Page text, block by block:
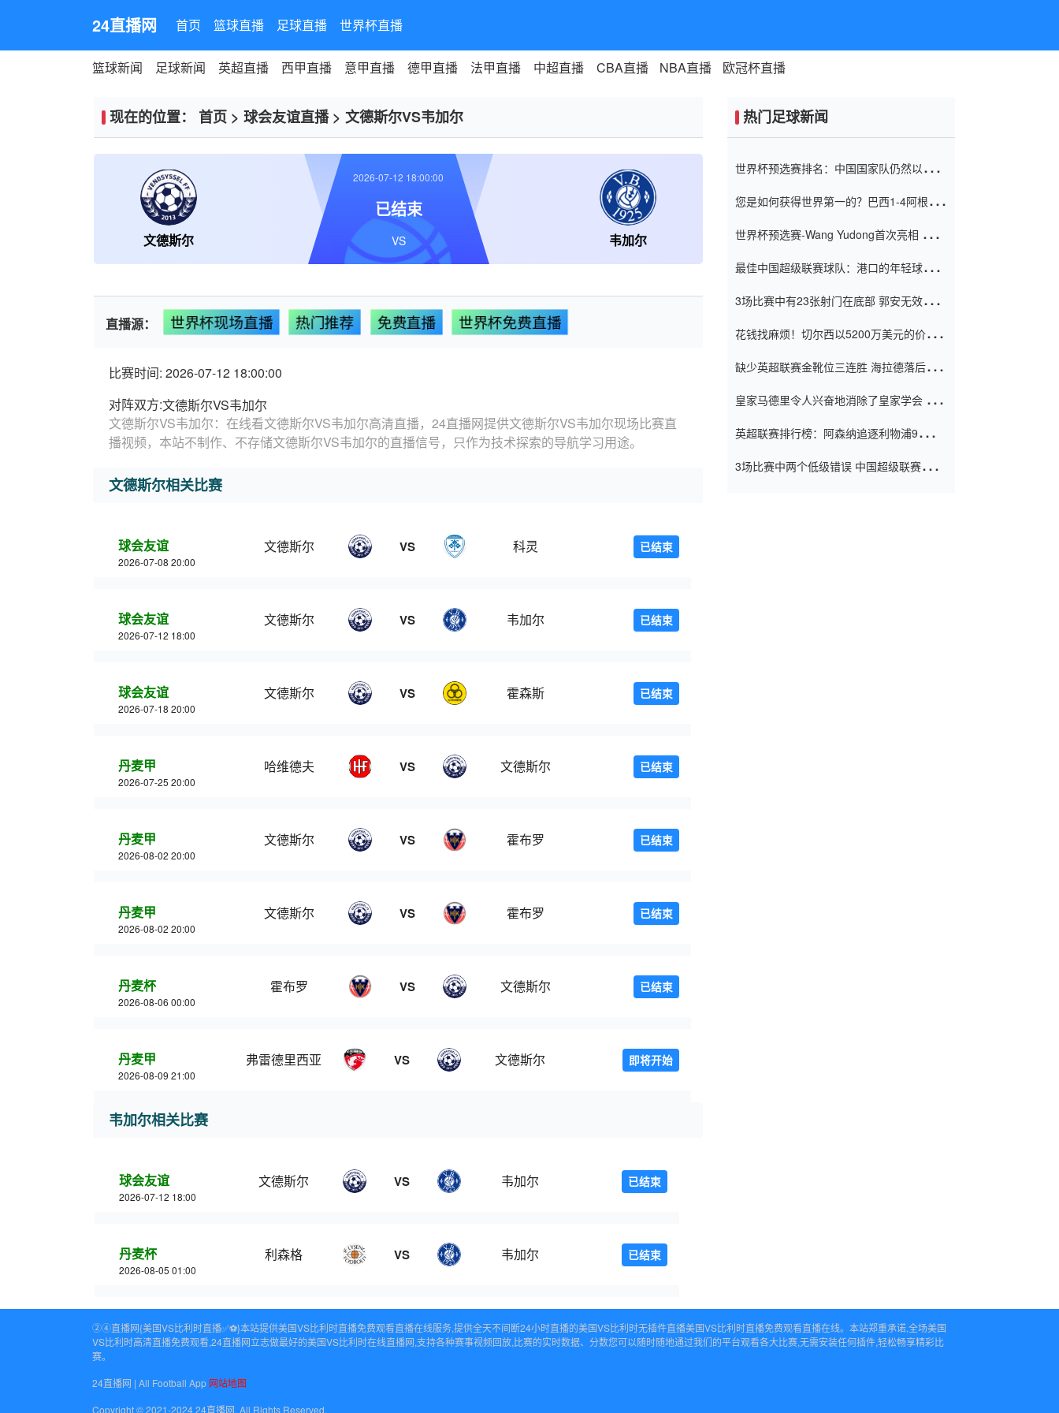
24直播网 首页 篮球直播 足球直播 世界杯直播
篮球新闻 足球新闻 英超直播 西甲直播 意甲直播 德甲直播 法甲直播 中超直播 CBA直播 NBA直播 欧冠杯直播
现在的位置： 首页 > 球会友谊直播> 文德斯尔VS韦加尔
文德斯尔 韦加尔
2026-07-12 18:00:00
已结束
VS
直播源： 世界杯现场直播 热门推荐 免费直播 世界杯免费直播
比赛时间: 2026-07-12 18:00:00
对阵双方:文德斯尔VS韦加尔
文德斯尔VS韦加尔：在线看文德斯尔VS韦加尔高清直播，24直播网提供文德斯尔VS韦加尔现场比赛直
播视频，本站不制作、不存储文德斯尔VS韦加尔的直播信号，只作为技术探索的导航学习用途。
文德斯尔相关比赛
球会友谊
2026-07-08 20:00
文德斯尔 VS 科灵 已结束
球会友谊
2026-07-12 18:00
文德斯尔 VS 韦加尔 已结束
球会友谊
2026-07-18 20:00
文德斯尔 VS 霍森斯 已结束
丹麦甲
2026-07-25 20:00
哈维德夫 VS 文德斯尔 已结束
丹麦甲
2026-08-02 20:00
文德斯尔 VS 霍布罗 已结束
丹麦甲
2026-08-02 20:00
文德斯尔 VS 霍布罗 已结束
丹麦杯
2026-08-06 00:00
霍布罗 VS 文德斯尔 已结束
丹麦甲
2026-08-09 21:00
弗雷德里西亚 VS 文德斯尔 即将开始
韦加尔相关比赛
球会友谊
2026-07-12 18:00
文德斯尔 VS 韦加尔 已结束
丹麦杯
2026-08-05 01:00
利森格 VS 韦加尔 已结束
热门足球新闻
世界杯预选赛排名：中国国家队仍然以6分
您是如何获得世界第一的？巴西1-4阿根
世界杯预选赛-Wang Yudong首次亮相 中国
最佳中国超级联赛球队：港口的年轻球员在
（Taishan）
3场比赛中有23张射门在底部 郭安无效传球
花钱找麻烦！切尔西以5200万美元的价格
窗口
缺少英超联赛金靴位三连胜 海拉德落后6球
皇家马德里令人兴奋地消除了皇家学会 安
英超联赛排行榜：阿森纳追逐利物浦9分 曼
3场比赛中两个低级错误 中国超级联赛的前
②④直播网{美国VS比利时直播✅⚽️}本站提供美国VS比利时直播免费观看直播在线服务,提供全天不间断24小时直播的美国VS比利时无插件直播美国VS比利时直播免费观看直播在线。本站郑重承诺,全场美国
VS比利时高清直播免费观看,24直播网立志做最好的美国VS比利时在线直播网,支持各种赛事视频回放,比赛的实时数据、分数您可以随时随地通过我们的平台观看各大比赛,无需安装任何插件,轻松畅享精彩比
赛。
24直播网 | All Football App 网站地图
Copyright © 2021-2024 24直播网. All Rights Reserved.